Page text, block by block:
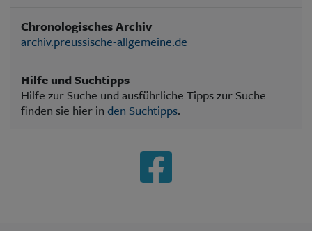
Chronologisches Archiv
archiv.preussische-allgemeine.de
Hilfe und Suchtipps
Hilfe zur Suche und ausführliche Tipps zur Suche
finden sie hier in den Suchtipps.